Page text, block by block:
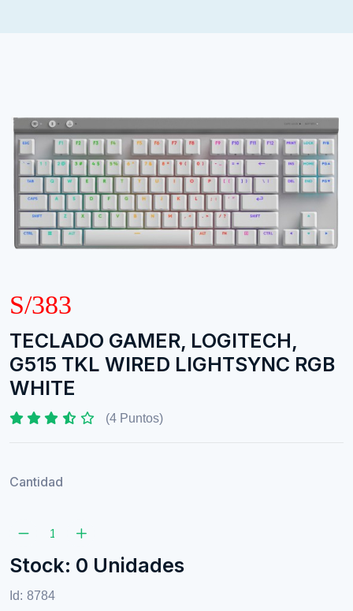
S/383
TECLADO GAMER, LOGITECH,
G515 TKL WIRED LIGHTSYNC RGB
WHITE
(4 Puntos)
Cantidad
Stock: 0 Unidades
Id: 8784